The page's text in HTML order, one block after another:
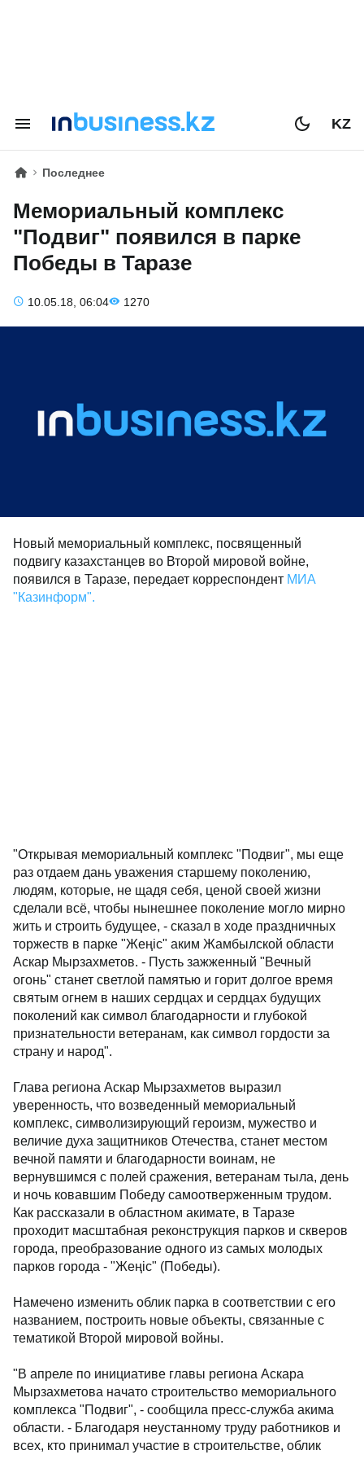
KZ
Последнее
Мемориальный комплекс
"Подвиг" появился в парке
Победы в Таразе
10.05.18, 06:04 1270
Новый мемориальный комплекс, посвященный
подвигу казахстанцев во Второй мировой войне,
появился в Таразе, передает корреспондент МИА
"Казинформ".
"Открывая мемориальный комплекс "Подвиг", мы еще
раз отдаем дань уважения старшему поколению,
людям, которые, не щадя себя, ценой своей жизни
сделали всё, чтобы нынешнее поколение могло мирно
жить и строить будущее, - сказал в ходе праздничных
торжеств в парке "Жеңіс" аким Жамбылской области
Аскар Мырзахметов. - Пусть зажженный "Вечный
огонь" станет светлой памятью и горит долгое время
святым огнем в наших сердцах и сердцах будущих
поколений как символ благодарности и глубокой
признательности ветеранам, как символ гордости за
страну и народ".
Глава региона Аскар Мырзахметов выразил
уверенность, что возведенный мемориальный
комплекс, символизирующий героизм, мужество и
величие духа защитников Отечества, станет местом
вечной памяти и благодарности воинам, не
вернувшимся с полей сражения, ветеранам тыла, день
и ночь ковавшим Победу самоотверженным трудом.
Как рассказали в областном акимате, в Таразе
проходит масштабная реконструкция парков и скверов
города, преобразование одного из самых молодых
парков города - "Жеңіс" (Победы).
Намечено изменить облик парка в соответствии с его
названием, построить новые объекты, связанные с
тематикой Второй мировой войны.
"В апреле по инициативе главы региона Аскара
Мырзахметова начато строительство мемориального
комплекса "Подвиг", - сообщила пресс-служба акима
области. - Благодаря неустанному труду работников и
всех, кто принимал участие в строительстве, облик